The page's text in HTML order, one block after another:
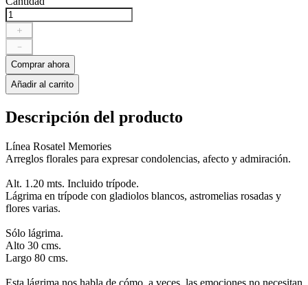
＋
－
Comprar ahora
Añadir al carrito
Descripción del producto
Línea Rosatel Memories
Arreglos florales para expresar condolencias, afecto y admiración.
Alt. 1.20 mts. Incluido trípode.
Lágrima en trípode con gladiolos blancos, astromelias rosadas y
flores varias.
Sólo lágrima.
Alto 30 cms.
Largo 80 cms.
Esta lágrima nos habla de cómo, a veces, las emociones no necesitan